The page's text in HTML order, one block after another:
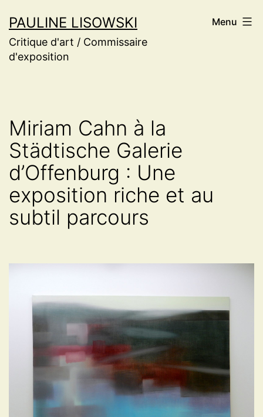
au
contenu
PAULINE LISOWSKI
Critique d'art / Commissaire
d'exposition
Menu
Miriam Cahn à la
Städtische Galerie
d’Offenburg : Une
exposition riche et au
subtil parcours